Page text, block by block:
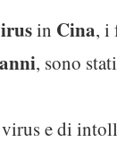
in Cina, i
, sono
e di